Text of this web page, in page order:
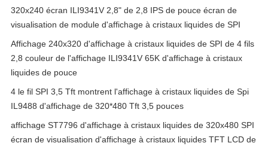
320x240 écran ILI9341V 2,8" de 2,8 IPS de pouce écran de
visualisation de module d'affichage à cristaux liquides de SPI
Affichage 240x320 d'affichage à cristaux liquides de SPI de 4 fils
2,8 couleur de l'affichage ILI9341V 65K d'affichage à cristaux
liquides de pouce
4 le fil SPI 3,5 Tft montrent l'affichage à cristaux liquides de Spi
IL9488 d'affichage de 320*480 Tft 3,5 pouces
affichage ST7796 d'affichage à cristaux liquides de 320x480 SPI
écran de visualisation d'affichage à cristaux liquides TFT LCD de